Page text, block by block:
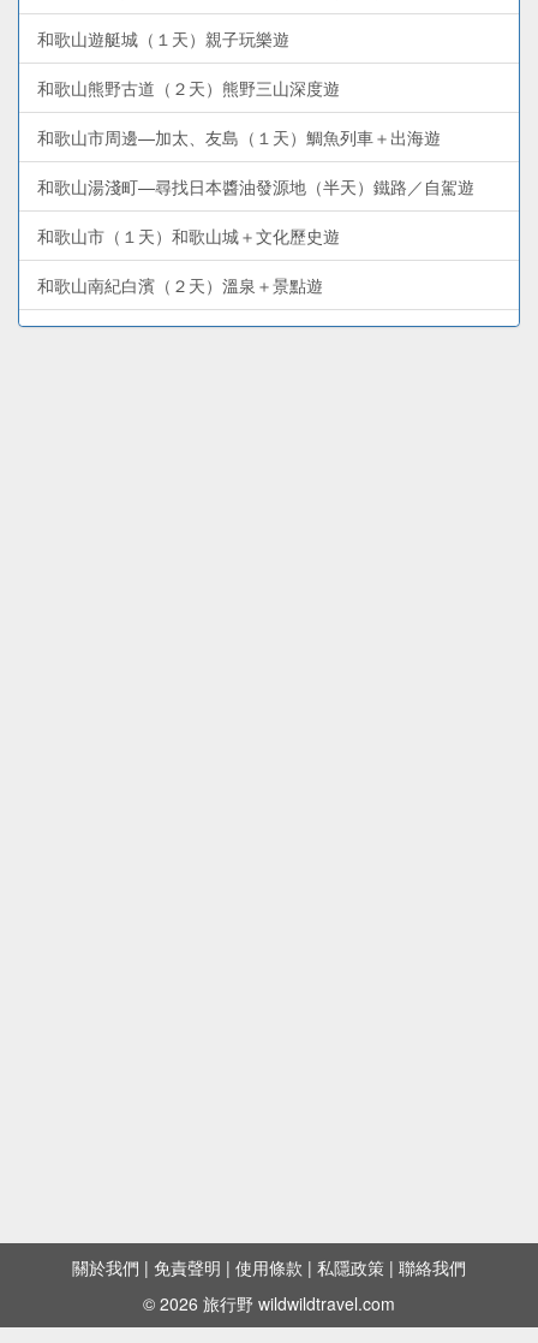
和歌山遊艇城（１天）親子玩樂遊
和歌山熊野古道（２天）熊野三山深度遊
和歌山市周邊—加太、友島（１天）鯛魚列車＋出海遊
和歌山湯淺町—尋找日本醬油發源地（半天）鐵路／自駕遊
和歌山市（１天）和歌山城＋文化歷史遊
和歌山南紀白濱（２天）溫泉＋景點遊
和歌山熊野古道—勝浦、新宮、那智山（２天）溫泉＋文化遺
關於我們 | 免責聲明 | 使用條款 | 私隱政策 | 聯絡我們
© 2026 旅行野 wildwildtravel.com